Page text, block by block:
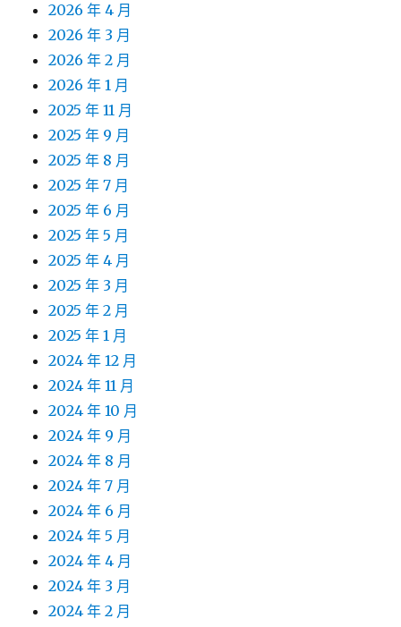
2026 年 4 月
2026 年 3 月
2026 年 2 月
2026 年 1 月
2025 年 11 月
2025 年 9 月
2025 年 8 月
2025 年 7 月
2025 年 6 月
2025 年 5 月
2025 年 4 月
2025 年 3 月
2025 年 2 月
2025 年 1 月
2024 年 12 月
2024 年 11 月
2024 年 10 月
2024 年 9 月
2024 年 8 月
2024 年 7 月
2024 年 6 月
2024 年 5 月
2024 年 4 月
2024 年 3 月
2024 年 2 月